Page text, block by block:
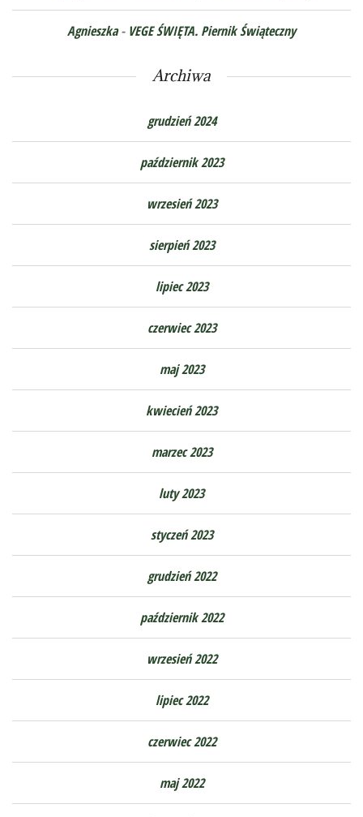
Agnieszka- VEGE ŚWIĘTA. Piernik Świąteczny
Archiwa
grudzień 2024
październik 2023
wrzesień 2023
sierpień 2023
lipiec 2023
czerwiec 2023
maj 2023
kwiecień 2023
marzec 2023
luty 2023
styczeń 2023
grudzień 2022
październik 2022
wrzesień 2022
lipiec 2022
czerwiec 2022
maj 2022